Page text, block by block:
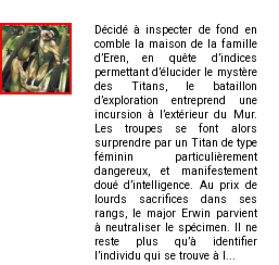
Décidé à inspecter de fond en
comble la maison de la famille
d’Eren, en quête d’indices
permettant d’élucider le mystère
des Titans, le bataillon
d’exploration entreprend une
incursion à l’extérieur du Mur.
Les troupes se font alors
surprendre par un Titan de type
féminin particulièrement
dangereux, et manifestement
doué d’intelligence. Au prix de
lourds sacrifices dans ses
rangs, le major Erwin parvient
à neutraliser le spécimen. Il ne
reste plus qu’à identifier
l’individu qui se trouve à l...